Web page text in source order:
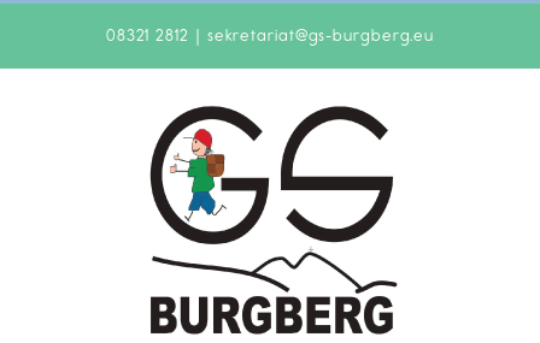
08321 2812 | sekretariat@gs-burgberg.eu